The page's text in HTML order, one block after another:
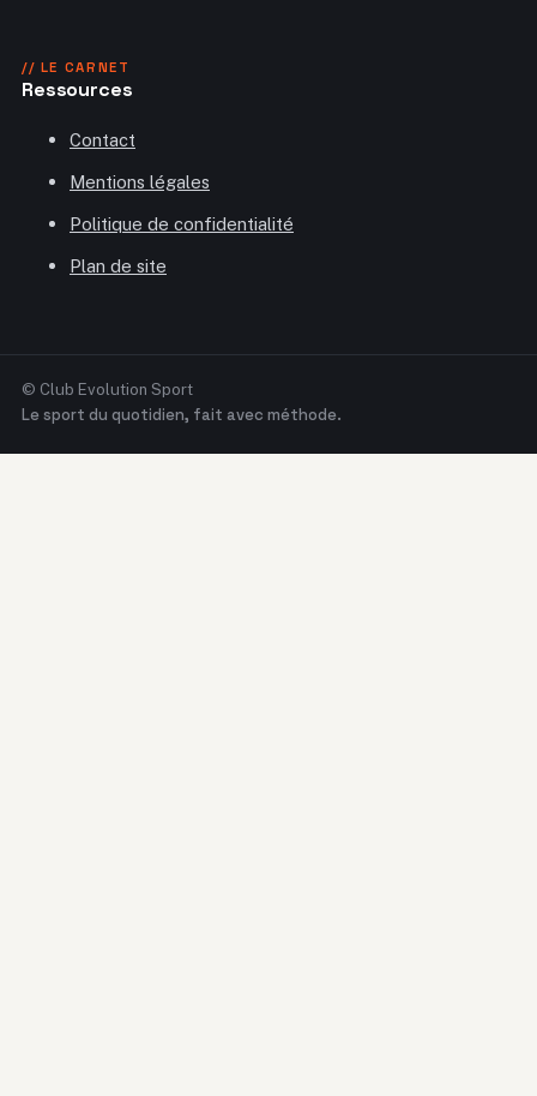
// LE CARNET
Ressources
Contact
Mentions légales
Politique de confidentialité
Plan de site
© Club Evolution Sport
Le sport du quotidien, fait avec méthode.